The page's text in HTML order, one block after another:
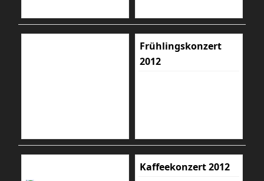
Frühlingskonzert
2012
Kaffeekonzert 2012